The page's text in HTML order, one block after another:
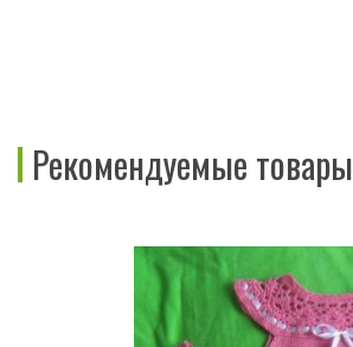
Рекомендуемые товары